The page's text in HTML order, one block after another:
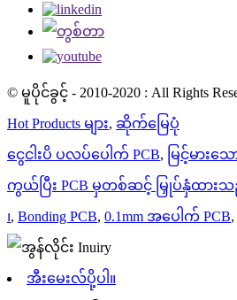
© မူပိုင်ခွင့် - 2010-2020 : All Rights
Hot Products များ, ဆိုက်မြေပုံ
ငွေငါးပိ ပလပ်ပေါက် PCB, မြင့်မားသေ
ကွယ်ပြီး PCB မှတစ်ဆင့် မြှုပ်နှံထား
၊, Bonding PCB, 0.1mm အပေါက် PCB,
အီးမေးလ်ပို့ပါ။